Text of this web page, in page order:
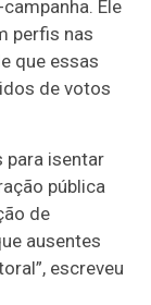
Ele
perfis nas
que essas
de votos
para isentar
pública
de
ausentes
escreveu